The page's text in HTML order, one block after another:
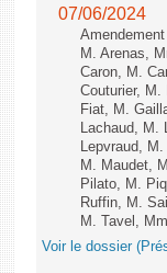
07/06/2024
M. Arenas,
Caron, M.
Couturier, M.
Fiat, M.
Lachaud, M.
Lepvraud,
M. Maudet,
Pilato, M.
Ruffin, M.
M. Tavel,
Voir le dossier